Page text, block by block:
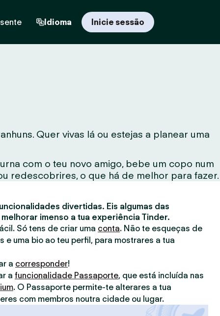
Idioma Inicie sessão
Quer vivas lá ou estejas a planear uma
com o teu novo amigo, bebe um copo num
redescobrires, o que há de melhor para fazer.
divertidas. Eis algumas das
imenso a tua experiência Tinder.
Só tens de criar uma conta. Não te esqueças de
e uma bio ao teu perfil, para mostrares a tua
a corresponder!
a funcionalidade Passaporte, que está incluída nas
. O Passaporte permite-te alterares a tua
com membros noutra cidade ou lugar.